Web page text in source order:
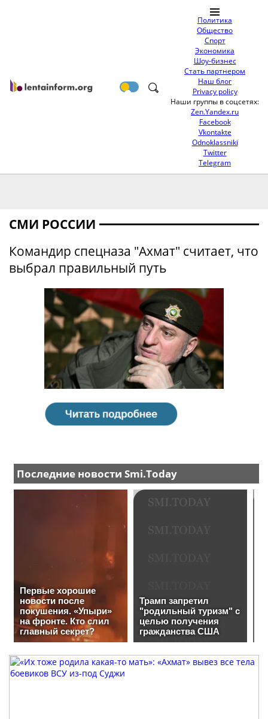
Политика
Общество
Спорт
Экономика
Шоу-бизнес
Стать партнером
Наш блог
Privacy policy
Наши группы в соцсетях:
Zen.Yandex.ru
Facebook
Vkontakte
Odnoklassniki
Twitter
Telegram
СМИ РОССИИ
Командир спецназа "Ахмат" считает, что
выбрал правильный путь